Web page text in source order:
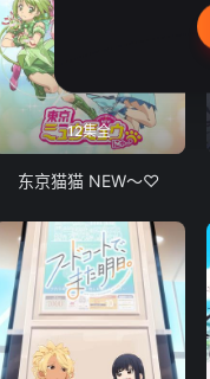
12集全
东京猫猫 NEW～♡